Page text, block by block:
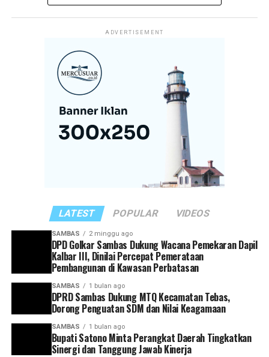
kedisiplinan, dan loyalitas aparatur dalam melaksanakan
tugas dan tanggung jawabnya.
Menurutnya, koordinasi yang kuat antar perangkat
daerah menjadi kunci dalam menghadirkan pelayanan
publik yang optimal sekaligus mempercepat realisasi
program-program prioritas pemerintah daerah.
“Rakor ini menjadi momentum penting untuk
memperkuat sinergi antarinstansi pemerintahan
masing-masing perangkat daerah,” ujar Satono.
Ia juga mengingatkan agar seluruh kepala perangkat
daerah memiliki kesamaan visi dan arah dalam
mendukung pembangunan Kabupaten Sambas. Setiap
program yang dirancang, kata dia, harus mampu
menjawab kebutuhan masyarakat serta sejalan dengan
target pembangunan yang telah ditetapkan.
Selain itu, Bupati Satono meminta agar pelaporan
capaian kinerja dilakukan secara tertib dan akurat
ADVERTISEMENT
LATEST POPULAR VIDEOS
SAMBAS 2 minggu ago
DPD Golkar Sambas Dukung Wacana Pemekaran Dapil
Kalbar III, Dinilai Percepat Pemerataan
Pembangunan di Kawasan Perbatasan
SAMBAS 1 bulan ago
DPRD Sambas Dukung MTQ Kecamatan Tebas,
Dorong Penguatan SDM dan Nilai Keagamaan
SAMBAS 1 bulan ago
Bupati Satono Minta Perangkat Daerah Tingkatkan
Sinergi dan Tanggung Jawab Kinerja